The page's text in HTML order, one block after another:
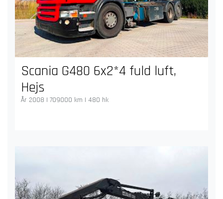
Scania G480 6x2*4 fuld luft,
Hejs
År 2008 | 709000 km | 480 hk